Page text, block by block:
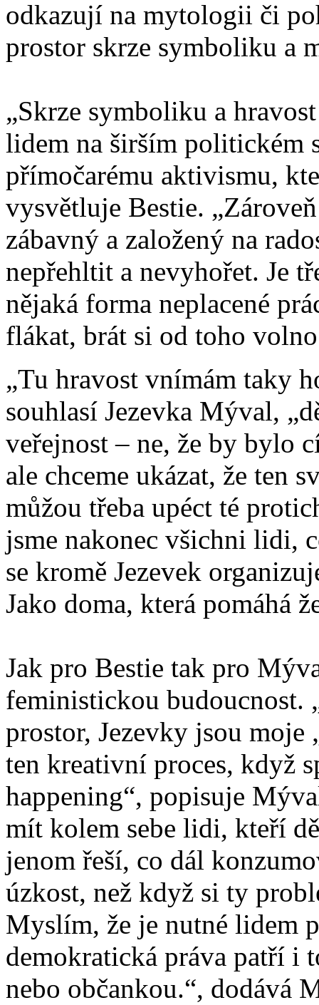
odkazují na mytologii či
prostor skrze symboliku a
„Skrze symboliku a
lidem na širším politickém
přímočarému aktivismu,
vysvětluje Bestie.
zábavný a založený na
nepřehltit a nevyhořet. Je
nějaká forma neplacené
flákat, brát si od toho
„Tu hravost vnímám taky
souhlasí Jezevka Mýval,
veřejnost – ne, že by bylo
ale chceme ukázat, že ten
můžou třeba upéct té
jsme nakonec všichni lidi,
se kromě Jezevek
Jako doma, která pomáhá
Jak pro Bestie tak pro
feministickou budoucnost.
prostor, Jezevky jsou moje
ten kreativní proces, když
happening“, popisuje
mít kolem sebe lidi, kteří
jenom řeší, co dál
úzkost, než když si ty
Myslím, že je nutné lidem
demokratická práva patří i
nebo občankou.“, dodává